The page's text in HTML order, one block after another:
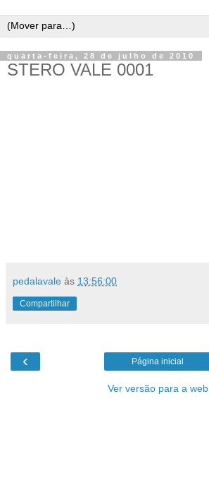
quarta-feira, 28 de julho de 2010
STERO VALE 0001
pedalavale às 13:56:00
Compartilhar
‹ Página inicial
Ver versão para a web